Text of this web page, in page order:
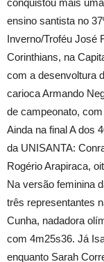
conquistou mais
ensino santista no
Inverno/Troféu José
Corinthians, na
com a desenvoltura
carioca Armando
de campeonato,
Ainda na final A dos
da UNISANTA:
Rogério Arapiraca,
Na versão feminina
três representantes
Cunha, nadadora
com 4m25s36. Já
enquanto Sarah